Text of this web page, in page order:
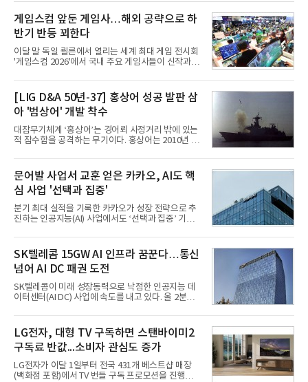
게임스컴 앞둔 게임사…해외 공략으로 하
반기 반등 꾀한다
이달 말 독일 쾰른에서 열리는 세계 최대 게임 전시회
'게임스컴 2026'에서 국내 주요 게임사들이 신작과 글
체별로 엇갈린 가운데 하반기 신작 흥행과 해외 시장
성과가 실적을 좌우할 핵심 변수로 떠오르고 있다.8일
업계에 따르면 올해 상반기 게임업계는 기업별 성적
표가 크게 갈렸다. 대표적으로 크래프톤은 'PUBG: 배
틀그라운드'의 안정적인 성장에 힘입어 상반기 연결
기준 매출 2조6616억원, 영업이익 9725억원으로 역
대 최대 실적을 기록했다. 엔씨도 올해 출시한 '아이온
동기 대
[LIG D&A 50년-37] 홍상어 성공 발판 삼
아 '범상어' 개발 착수
대잠무기체계 ‘홍상어’는 경어뢰 사정거리 밖에 있는
적 잠수함을 공격하는 무기이다. 홍상어는 2010년 넥
이뤄졌다. 이후 2012년 한국형 구축함(KDX-1) 이상
의 함정에 실전 배치됐다.그해 7월 해군은 동해상에서
성능 검증을 위해 홍상어 시험발사를 실시했다. 이때
홍상어가 목표 지점에서 입수한 후 표적을 타격하지
못하고 물속에서 멈춰버리는 예상 밖의 일이 벌어졌
다. 2차 품질확인 사격 시험에서도 만족스러운 결과를
얻지 못했다. 완벽한 신뢰성 확보를 위해 LIG넥스원은
분야를
문어발 사업서 교훈 얻은 카카오, AI도 핵
심 사업 '선택과 집중'
분기 최대 실적을 기록한 카카오가 성장 전략으로 추
진하는 인공지능(AI) 사업에서도 ‘선택과 집중’ 기조
라 투자에 나서는 것과 달리, 카카오는 ‘카카오톡’이
라는 플랫폼 경쟁력을 활용한 AI 에이전트 서비스에
집중하는 전략이다. 과거 무리한 사업 확장 과정에서
겪었던 시행착오를 되풀이하지 않고 핵심 역량에 집
중하겠다는 취지로 풀이된다.7일 업계에 따르면 카카
오는 올해 2분기 연결 기준 매출 2조985억원, 영업이
익 2770억원을 기록했다. 전년 동기 대비 매출과 영업
은 4884억
SK텔레콤 15GW AI 인프라 꿈꾼다…통신
넘어 AI DC 패권 도전
SK텔레콤이 미래 성장동력으로 낙점한 인공지능 데
이터센터(AI DC) 사업에 속도를 내고 있다. 올 2분기
는 2035년까지 총 15GW(기가와트) 규모의 AI DC를
구축하겠다는 대형 청사진을 제시하면서다. 이에 따
라 경쟁 구도 역시 이동통신사인 KT, LG유플러스를
넘어 네이버, 삼성SDS 등 IT 인프라 기업으로 확장되
고 있다.7일 SK텔레콤에 따르면 회사는 올해 2분기
연결 기준 매출 4조 3591억원, 영업이익 5660억원을
LG전자, 대형 TV 구독하면 스탠바이미2
구독료 반값...소비자 관심도 증가
LG전자가 이달 1일부터 전국 431개 베스트샵 매장
(백화점 포함)에서 TV 번들 구독 프로모션을 진행하고